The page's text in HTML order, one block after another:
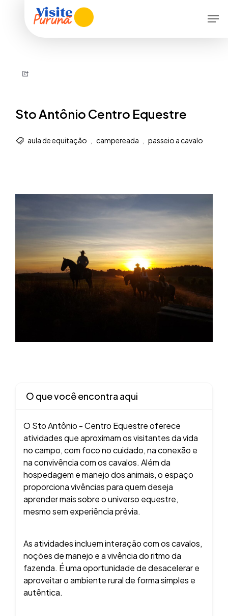
Sto Antônio Centro Equestre
aula de equitação campereada passeio a cavalo
O que você encontra aqui
O Sto Antônio - Centro Equestre oferece
atividades que aproximam os visitantes da vida
no campo, com foco no cuidado, na conexão e
na convivência com os cavalos. Além da
hospedagem e manejo dos animais, o espaço
proporciona vivências para quem deseja
aprender mais sobre o universo equestre,
mesmo sem experiência prévia.
As atividades incluem interação com os cavalos,
noções de manejo e a vivência do ritmo da
fazenda. É uma oportunidade de desacelerar e
aproveitar o ambiente rural de forma simples e
autêntica.